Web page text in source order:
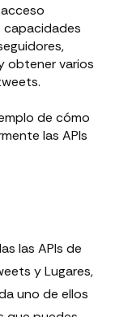
capacidades
obtener varios
de cómo
las APIs
las APIs de
y Lugares,
uno de ellos